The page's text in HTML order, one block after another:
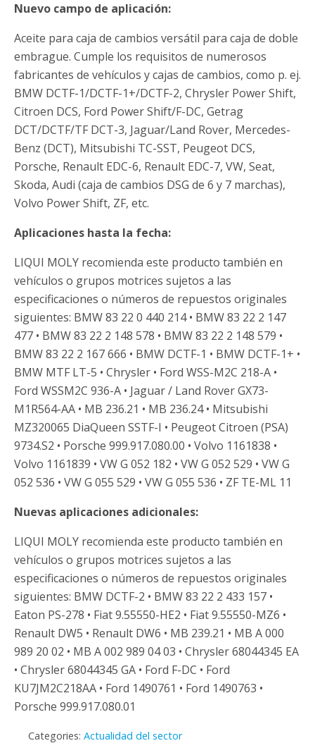
Nuevo campo de aplicación:
Aceite para caja de cambios versátil para caja de doble
embrague. Cumple los requisitos de numerosos
fabricantes de vehículos y cajas de cambios, como p. ej.
BMW DCTF-1/DCTF-1+/DCTF-2, Chrysler Power Shift,
Citroen DCS, Ford Power Shift/F-DC, Getrag
DCT/DCTF/TF DCT-3, Jaguar/Land Rover, Mercedes-
Benz (DCT), Mitsubishi TC-SST, Peugeot DCS,
Porsche, Renault EDC-6, Renault EDC-7, VW, Seat,
Skoda, Audi (caja de cambios DSG de 6 y 7 marchas),
Volvo Power Shift, ZF, etc.
Aplicaciones hasta la fecha:
LIQUI MOLY recomienda este producto también en
vehículos o grupos motrices sujetos a las
especificaciones o números de repuestos originales
siguientes: BMW 83 22 0 440 214 • BMW 83 22 2 147
477 • BMW 83 22 2 148 578 • BMW 83 22 2 148 579 •
BMW 83 22 2 167 666 • BMW DCTF-1 • BMW DCTF-1+ •
BMW MTF LT-5 • Chrysler • Ford WSS-M2C 218-A •
Ford WSSM2C 936-A • Jaguar / Land Rover GX73-
M1R564-AA • MB 236.21 • MB 236.24 • Mitsubishi
MZ320065 DiaQueen SSTF-I • Peugeot Citroen (PSA)
9734.S2 • Porsche 999.917.080.00 • Volvo 1161838 •
Volvo 1161839 • VW G 052 182 • VW G 052 529 • VW G
052 536 • VW G 055 529 • VW G 055 536 • ZF TE-ML 11
Nuevas aplicaciones adicionales:
LIQUI MOLY recomienda este producto también en
vehículos o grupos motrices sujetos a las
especificaciones o números de repuestos originales
siguientes: BMW DCTF-2 • BMW 83 22 2 433 157 •
Eaton PS-278 • Fiat 9.55550-HE2 • Fiat 9.55550-MZ6 •
Renault DW5 • Renault DW6 • MB 239.21 • MB A 000
989 20 02 • MB A 002 989 04 03 • Chrysler 68044345 EA
• Chrysler 68044345 GA • Ford F-DC • Ford
KU7JM2C218AA • Ford 1490761 • Ford 1490763 •
Porsche 999.917.080.01
Categories: Actualidad del sector